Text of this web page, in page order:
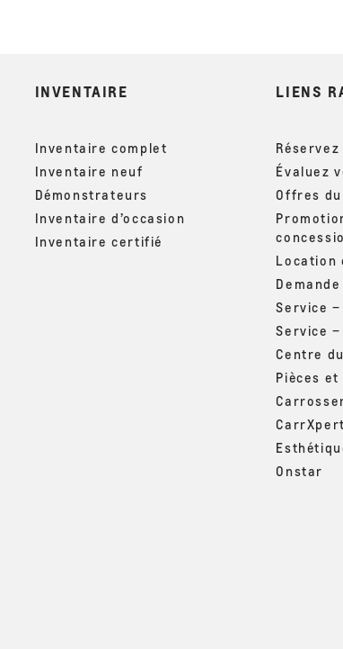
INVENTAIRE
Inventaire complet
Inventaire neuf
Démonstrateurs
Inventaire d’occasion
Inventaire certifié
LIENS
Évaluez
Offres
Location
Service
Service
Centre
Pièces
Onstar